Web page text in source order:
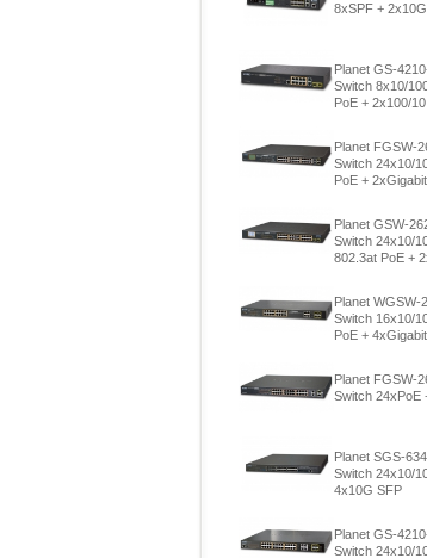
8xSPF +
Planet GS-
Switch 8x10/
PoE + 2x100/10
Planet FGSW-
Switch 24x10/
PoE + 2xGigabit
Planet GSW-
Switch 24x10/
802.3at PoE +
Planet WGSW-
Switch 16x10/
PoE + 4xGigabit
Planet FGSW-
Switch 24xPoE
Planet SGS-
Switch 24x10/
4x10G SFP
Planet GS-
Switch 24x10/